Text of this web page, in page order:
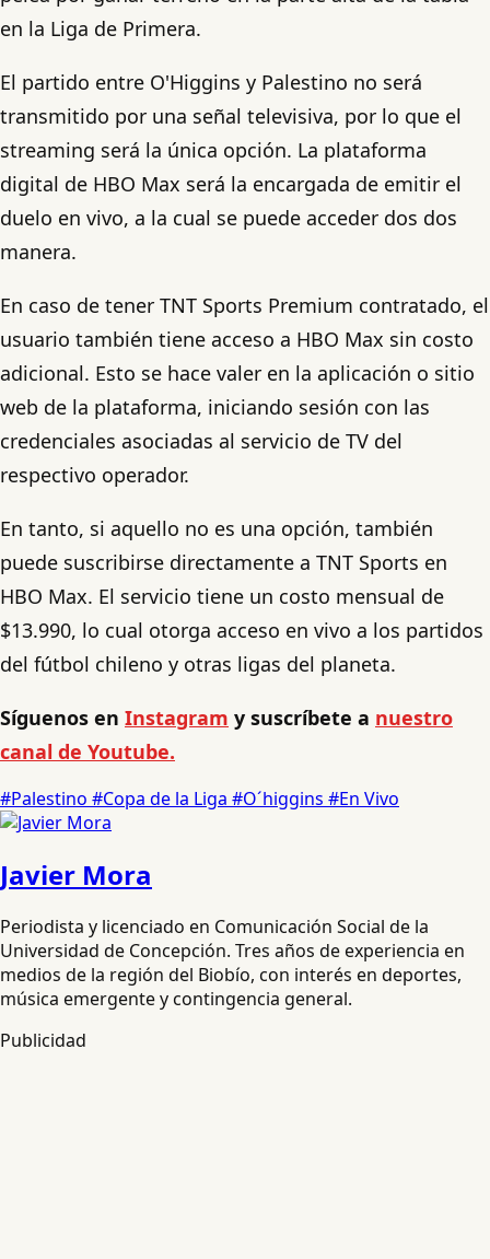
en la Liga de Primera.
El partido entre O'Higgins y Palestino no será
transmitido por una señal televisiva, por lo que el
streaming será la única opción. La plataforma
digital de HBO Max será la encargada de emitir el
duelo en vivo, a la cual se puede acceder dos dos
manera.
En caso de tener TNT Sports Premium contratado, el
usuario también tiene acceso a HBO Max sin costo
adicional. Esto se hace valer en la aplicación o sitio
web de la plataforma, iniciando sesión con las
credenciales asociadas al servicio de TV del
respectivo operador.
En tanto, si aquello no es una opción, también
puede suscribirse directamente a TNT Sports en
HBO Max. El servicio tiene un costo mensual de
$13.990, lo cual otorga acceso en vivo a los partidos
del fútbol chileno y otras ligas del planeta.
Síguenos en Instagram y suscríbete a nuestro
canal de Youtube.
#Palestino #Copa de la Liga #O´higgins #En Vivo
Javier Mora
Periodista y licenciado en Comunicación Social de la
Universidad de Concepción. Tres años de experiencia en
medios de la región del Biobío, con interés en deportes,
música emergente y contingencia general.
Publicidad